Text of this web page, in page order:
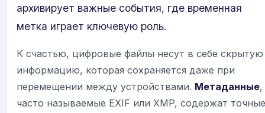
архивирует важные события, где временная
метка играет ключевую роль.
К счастью, цифровые файлы несут в себе скрытую
информацию, которая сохраняется даже при
перемещении между устройствами. Метаданные,
часто называемые EXIF или XMP, содержат точные